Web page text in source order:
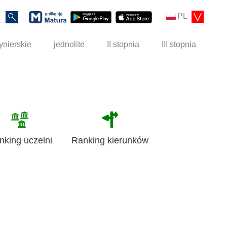
PL
jednolite II stopnia III stopnia
uczelni Ranking kierunków